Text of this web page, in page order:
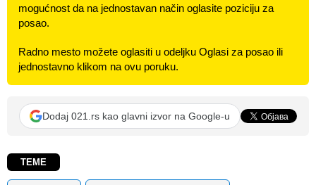
mogućnost da na jednostavan način oglasite poziciju za
posao.
Radno mesto možete oglasiti u odeljku Oglasi za posao ili
jednostavno klikom na ovu poruku.
Dodaj 021.rs kao glavni izvor na Google-u
TEME